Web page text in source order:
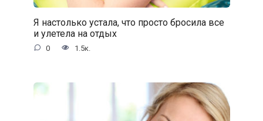
Я настолько устала, что просто бросила все
и улетела на отдых
0 1.5к.